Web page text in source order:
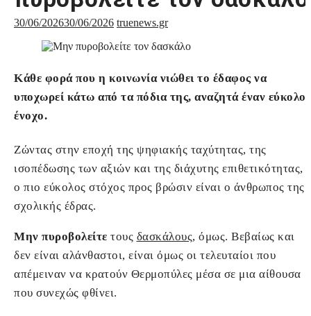
30/06/202630/06/2026 truenews.gr
Κάθε φορά που η κοινωνία νιώθει το έδαφος να
υποχωρεί κάτω από τα πόδια της, αναζητά έναν εύκολο
ένοχο.
Ζώντας στην εποχή της ψηφιακής ταχύτητας, της
ισοπέδωσης των αξιών και της διάχυτης επιθετικότητας,
ο πιο εύκολος στόχος προς βρώσιν είναι ο άνθρωπος της
σχολικής έδρας.
Μην πυροβολείτε τους δασκάλους, όμως. Βεβαίως και
δεν είναι αλάνθαστοι, είναι όμως οι τελευταίοι που
απέμειναν να κρατούν Θερμοπύλες μέσα σε μια αίθουσα
που συνεχώς φθίνει.